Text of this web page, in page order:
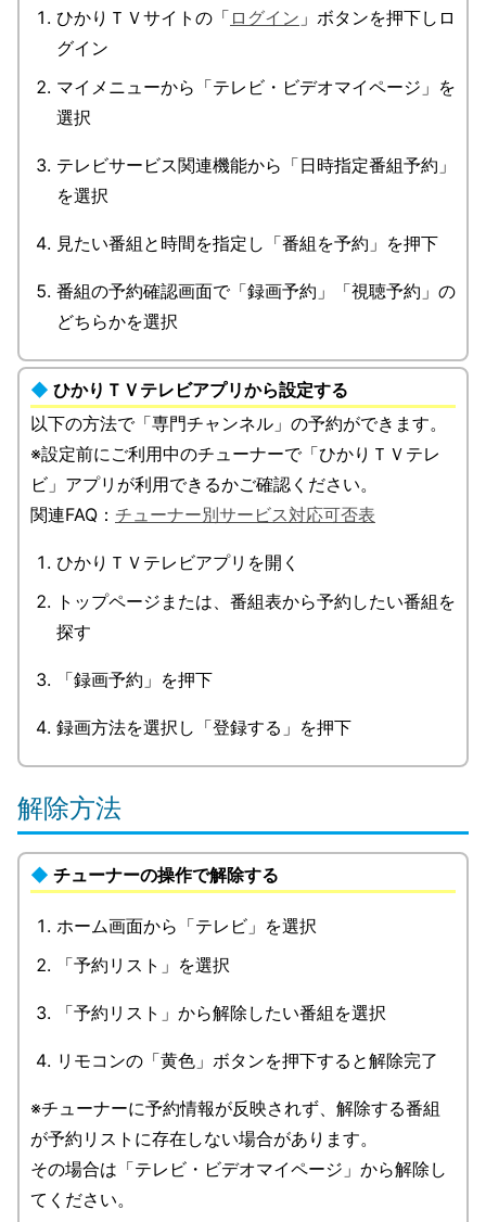
ひかりＴＶサイトの「 ログイン 」ボタンを押下しロ
グイン
マイメニューから「テレビ・ビデオマイページ」を
選択
テレビサービス関連機能から「日時指定番組予約」
を選択
見たい番組と時間を指定し「番組を予約」を押下
番組の予約確認画面で「録画予約」「視聴予約」の
どちらかを選択
ひかりＴＶテレビアプリから設定する
以下の方法で「専門チャンネル」の予約ができます。
※設定前にご利用中のチューナーで「ひかりＴＶテレ
ビ」アプリが利用できるかご確認ください。
関連FAQ： チューナー別サービス対応可否表
ひかりＴＶテレビアプリを開く
トップページまたは、番組表から予約したい番組を
探す
「録画予約」を押下
録画方法を選択し「登録する」を押下
解除方法
チューナーの操作で解除する
ホーム画面から「テレビ」を選択
「予約リスト」を選択
「予約リスト」から解除したい番組を選択
リモコンの「黄色」ボタンを押下すると解除完了
※チューナーに予約情報が反映されず、解除する番組
が予約リストに存在しない場合があります。
その場合は「テレビ・ビデオマイページ」から解除し
てください。